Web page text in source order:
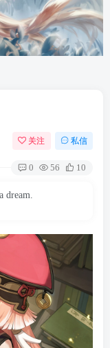
关注 私信
0 56 10
dream.